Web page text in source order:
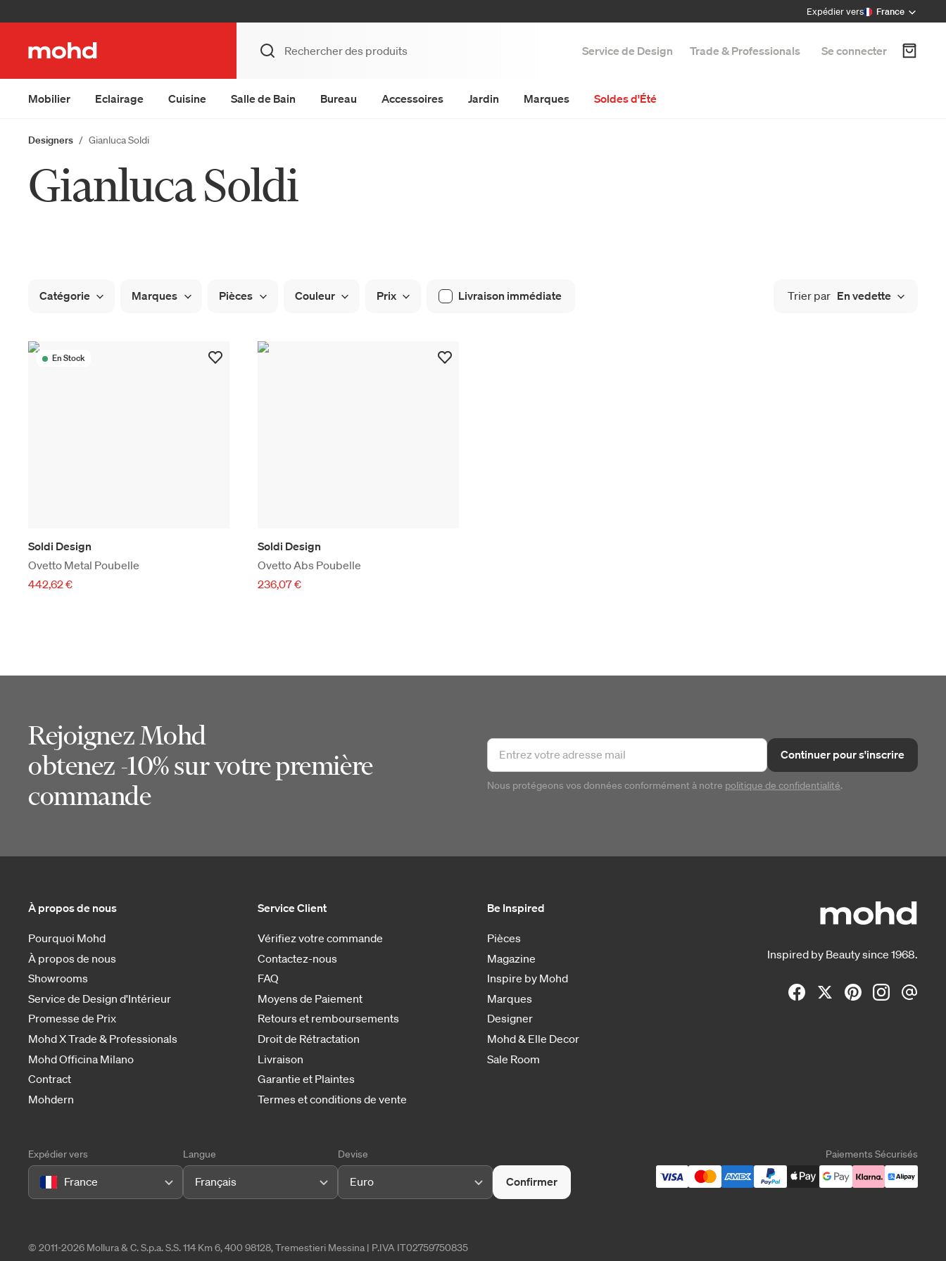
Expédier vers France
Service de Design Trade & Professionals Se connecter
Mobilier Eclairage Cuisine Salle de Bain Bureau Accessoires Jardin Marques Soldes d'Été
Designers Gianluca Soldi
Gianluca Soldi
Catégorie Marques Pièces Couleur Prix Livraison immédiate Trier par En vedette
En Stock
Soldi Design
Ovetto Metal Poubelle
442,62 €
Soldi Design
Ovetto Abs Poubelle
236,07 €
Rejoignez Mohd
obtenez -10% sur votre première
commande
Continuer pour s'inscrire
Nous protégeons vos données conformément à notre politique de confidentialité.
Inspired by Beauty since 1968.
À propos de nous
Pourquoi Mohd
À propos de nous
Showrooms
Service de Design d'Intérieur
Promesse de Prix
Mohd X Trade & Professionals
Mohd Officina Milano
Contract
Mohdern
Service Client
Vérifiez votre commande
Contactez-nous
FAQ
Moyens de Paiement
Retours et remboursements
Droit de Rétractation
Livraison
Garantie et Plaintes
Termes et conditions de vente
Be Inspired
Pièces
Magazine
Inspire by Mohd
Marques
Designer
Mohd & Elle Decor
Sale Room
Expédier vers
France
Langue
Français
Devise
Euro Confirmer
Paiements Sécurisés
© 2011-2026 Mollura & C. S.p.a. S.S. 114 Km 6, 400 98128, Tremestieri Messina | P.IVA IT02759750835